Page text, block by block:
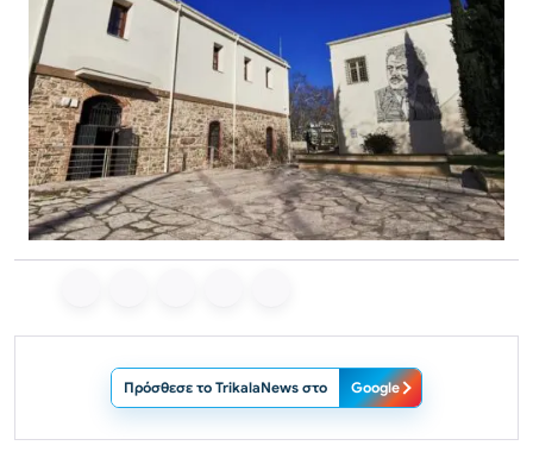
Πρόσθεσε το TrikalaNews στο Google